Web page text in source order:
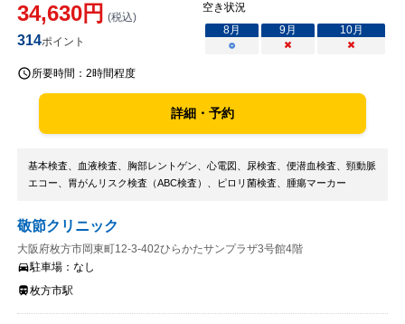
34,630円 (税込)
314ポイント
空き状況
8月 9月 10月
○
× ×
所要時間： 2時間程度
詳細・予約
基本検査、血液検査、胸部レントゲン、心電図、尿検査、便潜血検査、頸動脈
エコー、胃がんリスク検査（ABC検査）、ピロリ菌検査、腫瘍マーカー
敬節クリニック
大阪府枚方市岡東町12-3-402ひらかたサンプラザ3号館4階
駐車場： なし
枚方市駅